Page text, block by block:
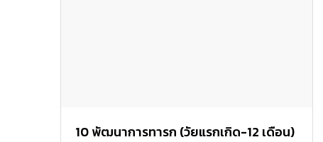
10 พัฒนาการทารก (วัยแรกเกิด-12 เดือน)